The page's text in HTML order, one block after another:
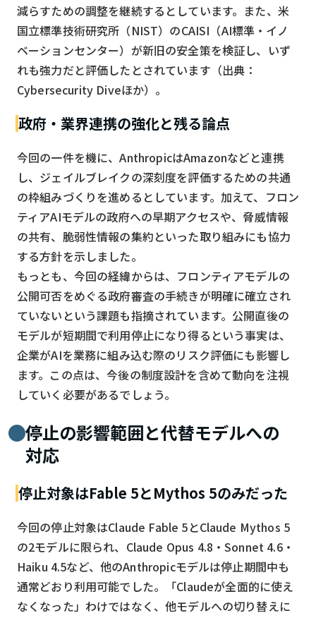
減らすための調整を継続するとしています。また、米
国立標準技術研究所（NIST）のCAISI（AI標準・イノ
ベーションセンター）が新旧の安全策を検証し、いず
れも強力だと評価したとされています（出典：
Cybersecurity Diveほか）。
政府・業界連携の強化と残る論点
今回の一件を機に、AnthropicはAmazonなどと連携
し、ジェイルブレイクの深刻度を評価するための共通
の枠組みづくりを進めるとしています。加えて、フロン
ティアAIモデルの政府への早期アクセスや、脅威情報
の共有、脆弱性情報の集約といった取り組みにも協力
する方針を示しました。
もっとも、今回の経緯からは、フロンティアモデルの
公開可否をめぐる政府審査の手続きが明確に確立され
ていないという課題も指摘されています。公開直後の
モデルが短期間で利用停止になり得るという事実は、
企業がAIを業務に組み込む際のリスク評価にも影響し
ます。この点は、今後の制度設計を含めて動向を注視
していく必要があるでしょう。
停止の影響範囲と代替モデルへの
対応
停止対象はFable 5とMythos 5のみだった
今回の停止対象はClaude Fable 5とClaude Mythos 5
の2モデルに限られ、Claude Opus 4.8・Sonnet 4.6・
Haiku 4.5など、他のAnthropicモデルは停止期間中も
通常どおり利用可能でした。「Claudeが全面的に使え
なくなった」わけではなく、他モデルへの切り替えに